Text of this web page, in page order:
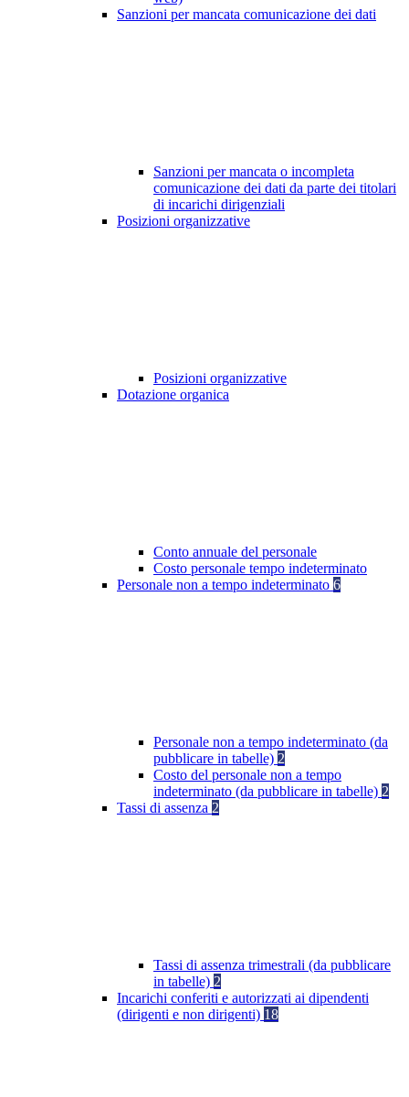
Sanzioni per mancata comunicazione dei dati
Sanzioni per mancata o incompleta
comunicazione dei dati da parte dei titolari
di incarichi dirigenziali
Posizioni organizzative
Posizioni organizzative
Dotazione organica
Conto annuale del personale
Costo personale tempo indeterminato
Personale non a tempo indeterminato 6
Personale non a tempo indeterminato (da
pubblicare in tabelle) 2
Costo del personale non a tempo
indeterminato (da pubblicare in tabelle) 2
Tassi di assenza 2
Tassi di assenza trimestrali (da pubblicare
in tabelle) 2
Incarichi conferiti e autorizzati ai dipendenti
(dirigenti e non dirigenti) 18